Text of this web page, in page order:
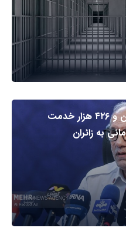
ارائه دو میلیون و ۴۲۶ هزار خدمت
به زائران